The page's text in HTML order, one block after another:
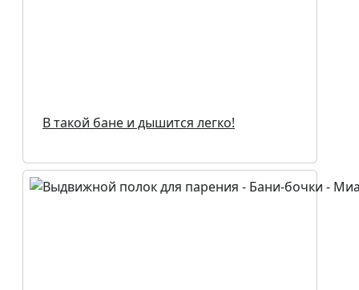
В такой бане и дышится легко!